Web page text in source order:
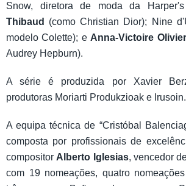
Snow, diretora de moda da
Thibaud
(como Christian Dior); Nine
modelo Colette); e Anna-Victoire Olivier
Audrey Hepburn).
A série é produzida por Xavier
produtoras Moriarti Produkzioak e Irusoin.
A equipa técnica de “Cristóbal
composta por profissionais de
compositor Alberto Iglesias, vencedor
com 19 nomeações, quatro